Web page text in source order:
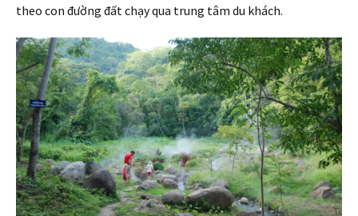
theo con đường đất chạy qua trung tâm du khách.